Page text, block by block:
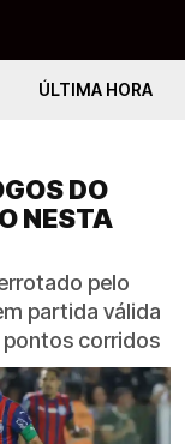
ÚLTIMA HORA
DO
NESTA
pelo
partida válida
pontos corridos